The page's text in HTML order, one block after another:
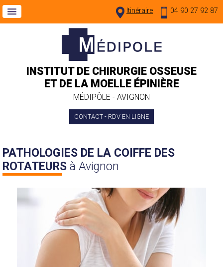
04 90 27 92 87
Itinéraire
INSTITUT DE CHIRURGIE OSSEUSE
ET DE LA MOELLE ÉPINIÈRE
MÉDIPÔLE - AVIGNON
CONTACT - RDV EN LIGNE
PATHOLOGIES DE LA COIFFE DES
ROTATEURS à Avignon